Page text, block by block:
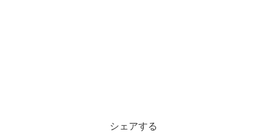
シェアする